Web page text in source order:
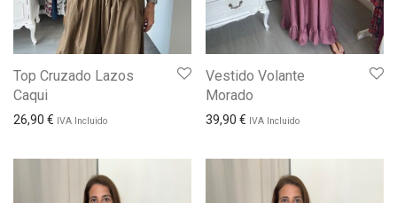
Top Cruzado Lazos
Caqui
26,90 € IVA Incluido
Vestido Volante
Morado
39,90 € IVA Incluido